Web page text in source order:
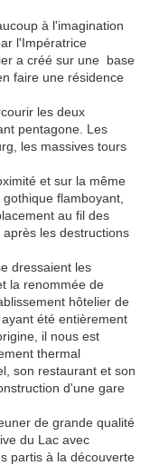
à l'imagination
l'Impératrice
a créé sur une base
faire une résidence
les deux
pentagone. Les
les massives tours
et sur la même
flamboyant,
au fil des
les destructions
dressaient les
la renommée de
hôtelier de
été entièrement
il nous est
thermal
son restaurant et son
d'une gare
de grande qualité
du Lac avec
partis à la découverte